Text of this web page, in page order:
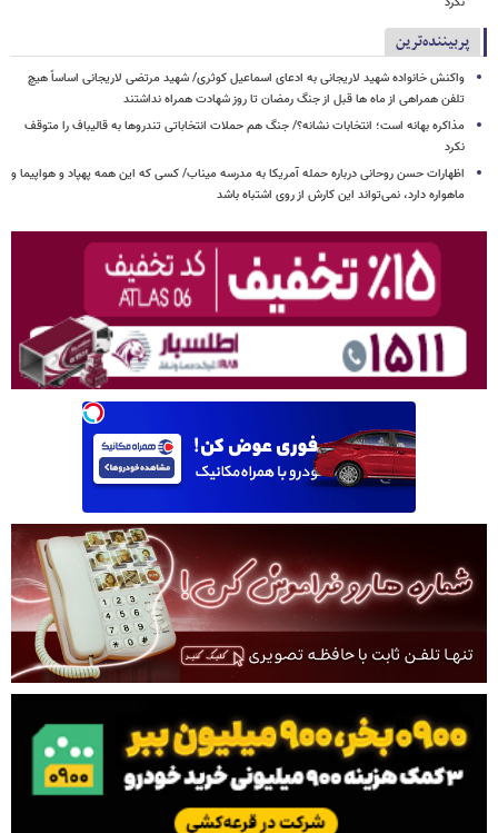
پربیننده‌ترین
واکنش خانواده شهید لاریجانی به ادعای اسماعیل کوثری/ شهید مرتضی لاریجانی اساساً هیچ
تلفن همراهی از ماه ها قبل از جنگ رمضان تا روز شهادت همراه نداشتند
مذاکره بهانه است؛ انتخابات نشانه؟/ جنگ هم حملات انتخاباتی تندروها به قالیباف را متوقف
نکرد
اظهارات حسن روحانی درباره حمله آمریکا به مدرسه میناب/ کسی که این همه پهپاد و هواپیما و
ماهواره دارد، نمی‌تواند این کارش از روی اشتباه باشد